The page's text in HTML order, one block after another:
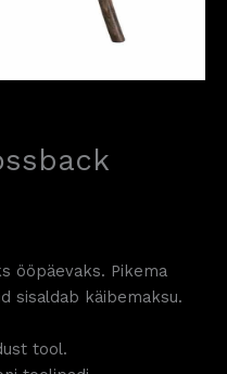
ööpäevaks. Pikema
sisaldab käibemaksu.
tool.